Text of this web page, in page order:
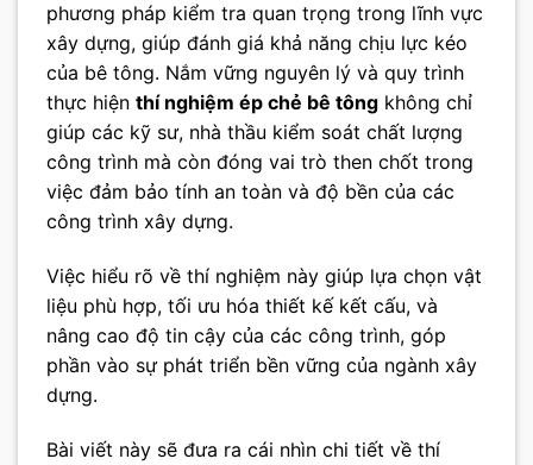
phương pháp kiểm tra quan trọng trong lĩnh vực
xây dựng, giúp đánh giá khả năng chịu lực kéo
của bê tông. Nắm vững nguyên lý và quy trình
thực hiện thí nghiệm ép chẻ bê tông không chỉ
giúp các kỹ sư, nhà thầu kiểm soát chất lượng
công trình mà còn đóng vai trò then chốt trong
việc đảm bảo tính an toàn và độ bền của các
công trình xây dựng.
Việc hiểu rõ về thí nghiệm này giúp lựa chọn vật
liệu phù hợp, tối ưu hóa thiết kế kết cấu, và
nâng cao độ tin cậy của các công trình, góp
phần vào sự phát triển bền vững của ngành xây
dựng.
Bài viết này sẽ đưa ra cái nhìn chi tiết về thí